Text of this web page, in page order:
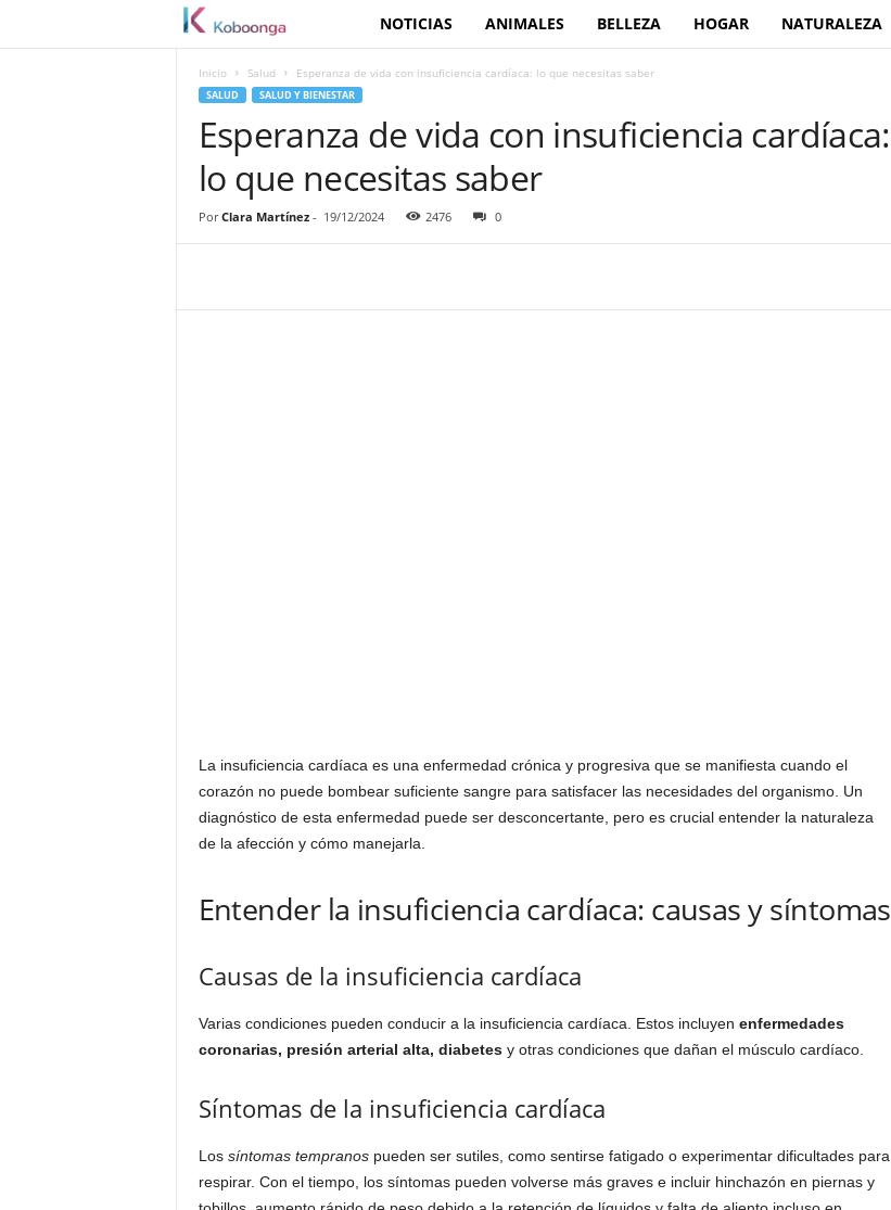
o
o
g
NOTICIAS ANIMALES BELLEZA HOGAR NATURALEZA
Inicio Salud Esperanza de vida con insuficiencia cardíaca: lo que necesitas saber
SALUD SALUD Y BIENESTAR
Esperanza de vida con insuficiencia cardíaca:
lo que necesitas saber
Por Clara Martínez- 19/12/2024 2476 0
La insuficiencia cardíaca es una enfermedad crónica y progresiva que se manifiesta cuando el
corazón no puede bombear suficiente sangre para satisfacer las necesidades del organismo. Un
diagnóstico de esta enfermedad puede ser desconcertante, pero es crucial entender la naturaleza
de la afección y cómo manejarla.
Entender la insuficiencia cardíaca: causas y síntomas
Causas de la insuficiencia cardíaca
Varias condiciones pueden conducir a la insuficiencia cardíaca. Estos incluyen enfermedades
coronarias, presión arterial alta, diabetesy otras condiciones que dañan el músculo cardíaco.
Síntomas de la insuficiencia cardíaca
Los síntomas tempranospueden ser sutiles, como sentirse fatigado o experimentar dificultades para
respirar. Con el tiempo, los síntomas pueden volverse más graves e incluir hinchazón en piernas y